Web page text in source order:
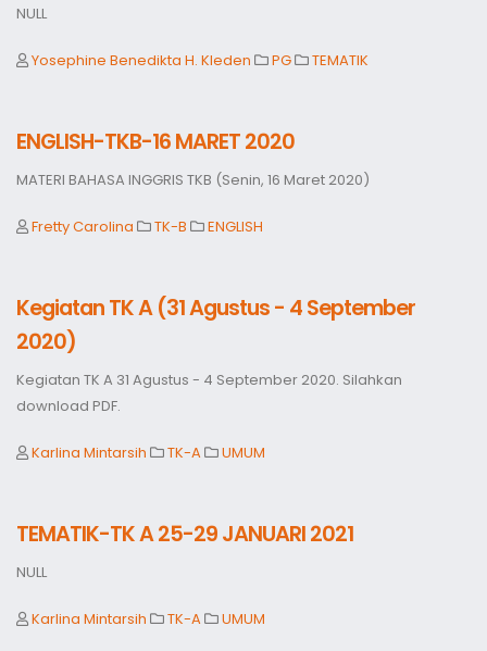
NULL
Yosephine Benedikta H. Kleden PG TEMATIK
ENGLISH-TKB-16 MARET 2020
MATERI BAHASA INGGRIS TKB (Senin, 16 Maret 2020)
Fretty Carolina TK-B ENGLISH
Kegiatan TK A (31 Agustus - 4 September
2020)
Kegiatan TK A 31 Agustus - 4 September 2020. Silahkan
download PDF.
Karlina Mintarsih TK-A UMUM
TEMATIK-TK A 25-29 JANUARI 2021
NULL
Karlina Mintarsih TK-A UMUM